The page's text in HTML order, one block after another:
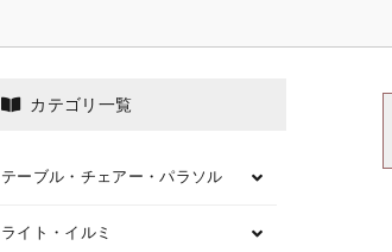
カテゴリ一覧
テーブル・チェアー・パラソル
ライト・イルミ